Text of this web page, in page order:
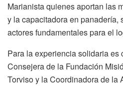
Marianista quienes aportan las
y la capacitadora en panadería,
actores fundamentales para el
Para la experiencia solidaria es
Consejera de la Fundación
Torviso y la Coordinadora de la